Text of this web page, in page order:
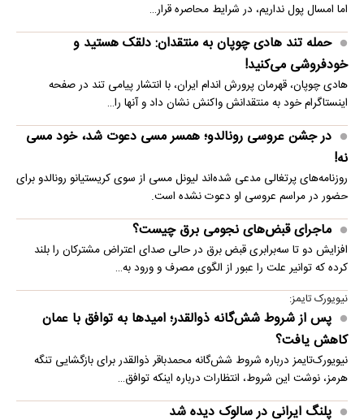
اما امسال پول نداریم، در شرایط محاصره قرار…
حمله تند هادی چوپان به منتقدان: دلقک هستید و
خودفروشی می‌کنید!
هادی چوپان، قهرمان پرورش اندام ایران، با انتشار پیامی تند در صفحه
اینستاگرام خود به منتقدانش واکنش نشان داد و آنها را…
در جشن عروسی رونالدو؛ همسر مسی دعوت شد، خود مسی
نه!
روزنامه‌های پرتغالی مدعی شده‌اند لیونل مسی از سوی کریستیانو رونالدو برای
حضور در مراسم عروسی او دعوت نشده است.
ماجرای قبض‌های نجومی برق چیست؟
افزایش دو تا سه‌برابری قبض برق در حالی صدای اعتراض مشترکان را بلند
کرده که توانیر علت را عبور از الگوی مصرف و ورود به…
نیویورک تایمز:
پس از شروط شش‌گانه ذوالقدر؛ امیدها به توافق با عمان
کاهش یافت؟
نیویورک‌تایمز درباره شروط شش‌گانه محمدباقر ذوالقدر برای بازگشایی تنگه
هرمز، نوشت این شروط، انتظارات درباره اینکه توافق…
پلنگ ایرانی در سالوک دیده شد